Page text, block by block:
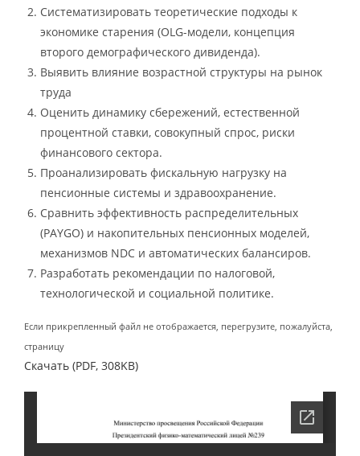
Систематизировать теоретические подходы к
экономике старения (OLG-модели, концепция
второго демографического дивиденда).
Выявить влияние возрастной структуры на рынок
труда
Оценить динамику сбережений, естественной
процентной ставки, совокупный спрос, риски
финансового сектора.
Проанализировать фискальную нагрузку на
пенсионные системы и здравоохранение.
Сравнить эффективность распределительных
(PAYGO) и накопительных пенсионных моделей,
механизмов NDC и автоматических балансиров.
Разработать рекомендации по налоговой,
технологической и социальной политике.
Если прикрепленный файл не отображается, перегрузите, пожалуйста,
страницу
Скачать (PDF, 308KB)